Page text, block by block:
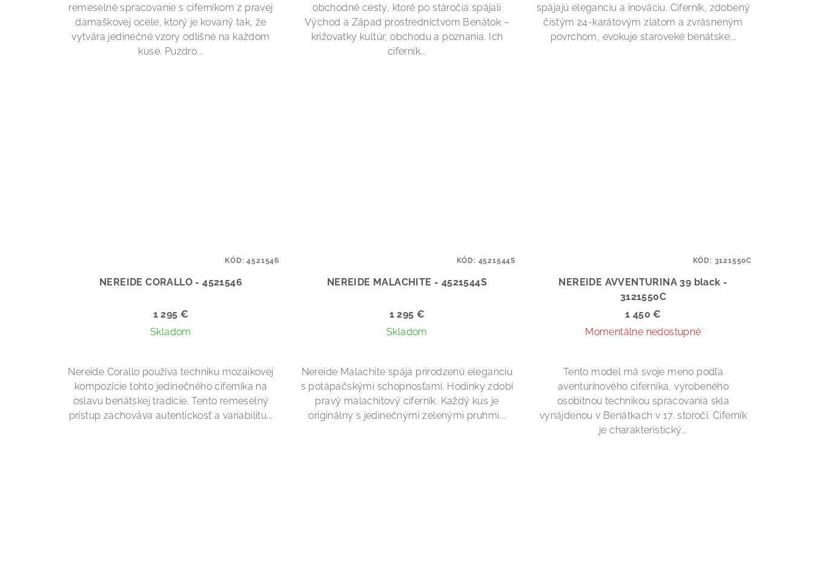
remeselné spracovanie s ciferníkom z pravej
damaškovej ocele, ktorý je kovaný tak, že
vytvára jedinečné vzory odlišné na každom
kuse. Puzdro...
obchodné cesty, ktoré po stáročia spájali
Východ a Západ prostredníctvom Benátok –
križovatky kultúr, obchodu a poznania. Ich
ciferník...
spájajú eleganciu a inováciu. Ciferník, zdobený
čistým 24-karátovým zlatom a zvrásneným
povrchom, evokuje staroveké benátske...
NEREIDE CORALLO - 4521546
1 295 €
Skladom
Nereide Corallo používa techniku mozaikovej
kompozície tohto jedinečného ciferníka na
oslavu benátskej tradície. Tento remeselný
prístup zachováva autentickosť a variabilitu...
KÓD:4521546
NEREIDE MALACHITE - 4521544S
1 295 €
Skladom
Nereide Malachite spája prirodzenú eleganciu
s potápačskými schopnosťami. Hodinky zdobí
pravý malachitový ciferník. Každý kus je
originálny s jedinečnými zelenými pruhmi...
KÓD: 4521544S
NEREIDE AVVENTURINA 39 black -
3121550C
1 450 €
Momentálne nedostupné
Tento model má svoje meno podľa
aventurínového ciferníka, vyrobeného
osobitnou technikou spracovania skla
vynájdenou v Benátkach v 17. storočí. Ciferník
je charakteristický...
KÓD: 3121550C